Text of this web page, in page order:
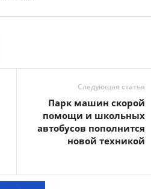
Следующая статья
Парк машин скорой
помощи и школьных
автобусов пополнится
новой техникой